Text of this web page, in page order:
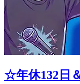
☆年休132日